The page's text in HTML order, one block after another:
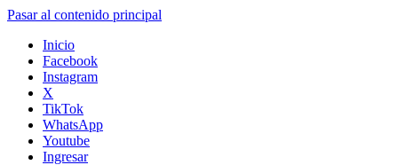
Pasar al contenido principal
Inicio
Facebook
Instagram
X
TikTok
WhatsApp
Youtube
Ingresar